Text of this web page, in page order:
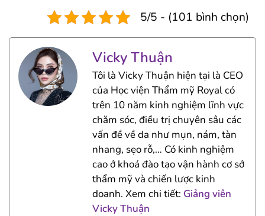
5/5 - (101 bình chọn)
Vicky Thuận
Tôi là Vicky Thuận hiện tại là CEO
của Học viện Thẩm mỹ Royal có
trên 10 năm kinh nghiệm lĩnh vực
chăm sóc, điều trị chuyên sâu các
vấn đề về da như mụn, nám, tàn
nhang, sẹo rỗ,… Có kinh nghiệm
cao ở khoá đào tạo vận hành cơ sở
thẩm mỹ và chiến lược kinh
doanh. Xem chi tiết: Giảng viên
Vicky Thuận